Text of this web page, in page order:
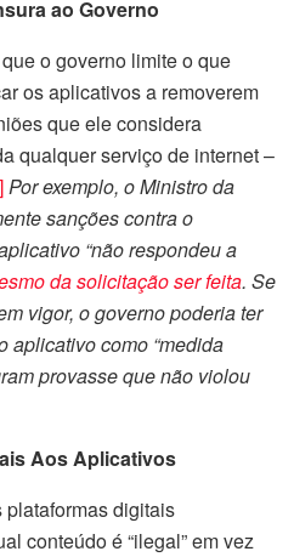
ao Governo
o governo limite o que
os aplicativos a removerem
que ele considera
qualquer serviço de internet –
Por exemplo, o Ministro da
sanções contra o
“não respondeu a
da solicitação ser feita. Se
vigor, o governo poderia ter
aplicativo como “medida
provasse que não violou
Aos Aplicativos
plataformas digitais
conteúdo é “ilegal” em vez